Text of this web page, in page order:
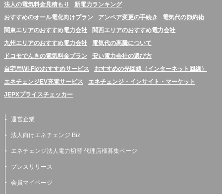
法人の電気料金見積もり
新電力ランキング
おすすめのオール電化向けプラン
アンペア変更の手続き
電気代の節約術
関東エリアのおすすめ電力会社
関西エリアのおすすめ電力会社
九州エリアのおすすめ電力会社
電気代の高騰について
ドコモでんきの電気料金プラン
安い電力会社の選び方
自宅用Wi-Fiのおすすめサービス
おすすめの光回線（インターネット回線）
エネチェンジEV充電サービス
エネチェンジ・インサイト・マーケット
JEPXプライスチェッカー
運営企業
法人向けエネチェンジ Biz
エネチェンジ法人電力切替 代理店様募集ページ
プレスリリース
会員マイページ